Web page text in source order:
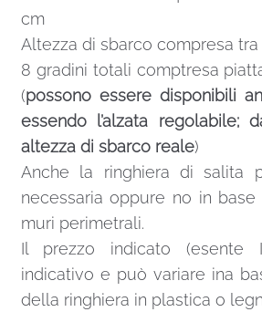
cm
Altezza di sbarco compresa tra
8 gradini totali comptresa
(possono essere disponibili
essendo l’alzata regolabile;
altezza di sbarco reale)
Anche la ringhiera di salita
necessaria oppure no in
muri perimetrali.
Il prezzo indicato (esente
indicativo e può variare ina
della ringhiera in plastica o